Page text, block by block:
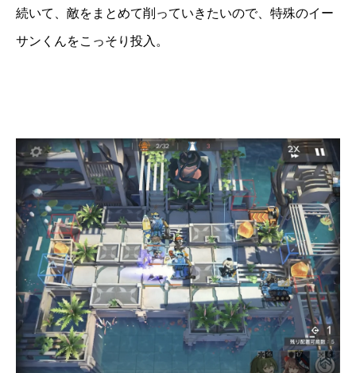
続いて、敵をまとめて削っていきたいので、特殊のイー
サンくんをこっそり投入。